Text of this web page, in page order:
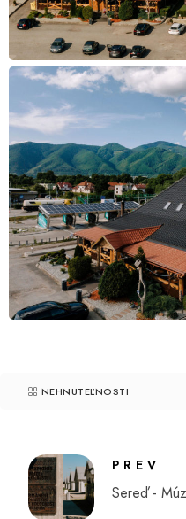
NEHNUTEĽNOSTI
PREV
Sereď -